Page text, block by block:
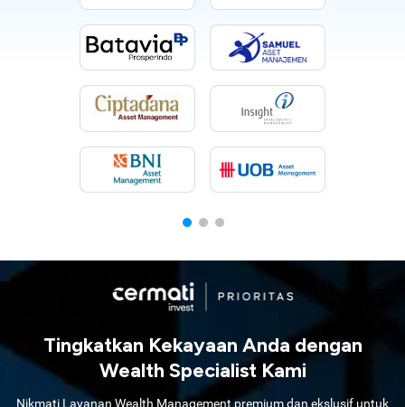
Tingkatkan Kekayaan Anda dengan
Wealth Specialist Kami
Nikmati Layanan Wealth Management premium dan ekslusif untuk